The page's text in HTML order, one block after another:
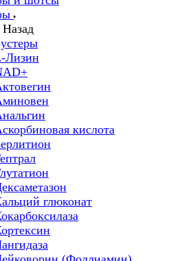
Назад
Лизин
кислота
глюконат